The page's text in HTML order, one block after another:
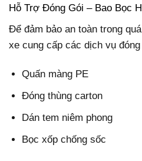
Hỗ Trợ Đóng Gói – Bao Bọc
Để đảm bảo an toàn trong
xe cung cấp các dịch vụ
Quấn màng PE
Đóng thùng carton
Dán tem niêm phong
Bọc xốp chống sốc